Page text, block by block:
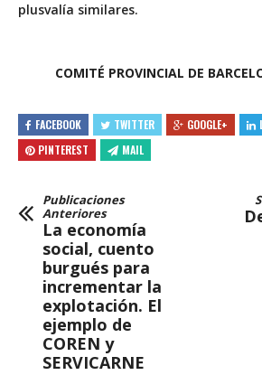
plusvalía similares.
COMITÉ PROVINCIAL DE
FACEBOOK TWITTER GOOGLE+
PINTEREST
MAIL
Publicaciones
Anteriores
La economía
social, cuento
burgués para
incrementar la
explotación. El
ejemplo de
COREN y
SERVICARNE